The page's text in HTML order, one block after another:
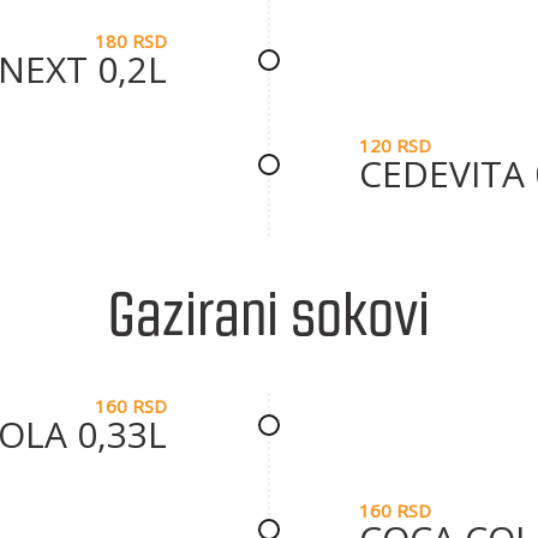
180 RSD
NEXT 0,2L
120 RSD
Gazirani sokovi
160 RSD
0,33L
160 RSD